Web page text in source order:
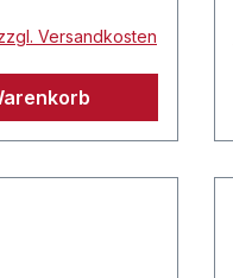
Versandkosten